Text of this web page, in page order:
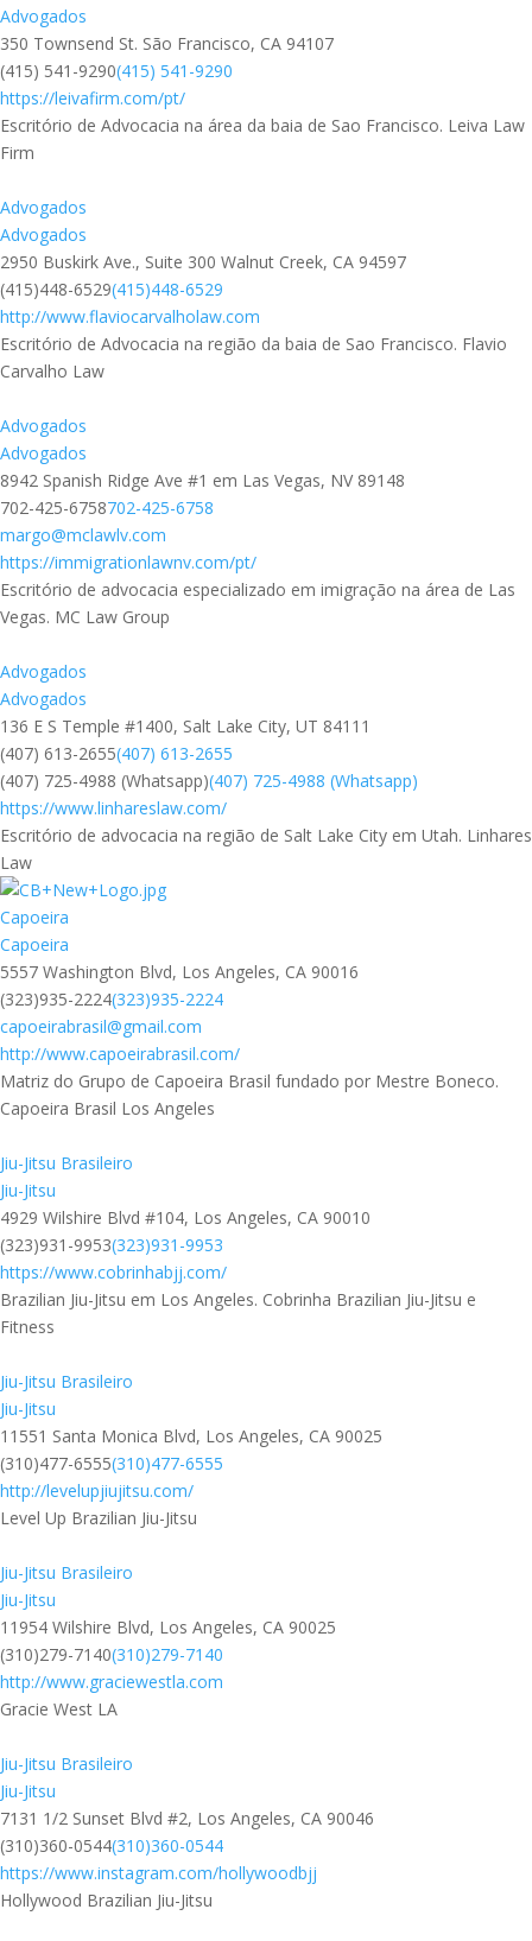
Advogados
350 Townsend St. São Francisco, CA 94107
(415) 541-9290(415) 541-9290
https://leivafirm.com/pt/
Escritório de Advocacia na área da baia de Sao Francisco. Leiva Law
Firm
Advogados
Advogados
2950 Buskirk Ave., Suite 300 Walnut Creek, CA 94597
(415)448-6529(415)448-6529
http://www.flaviocarvalholaw.com
Escritório de Advocacia na região da baia de Sao Francisco. Flavio
Carvalho Law
Advogados
Advogados
8942 Spanish Ridge Ave #1 em Las Vegas, NV 89148
702-425-6758702-425-6758
margo@mclawlv.com
https://immigrationlawnv.com/pt/
Escritório de advocacia especializado em imigração na área de Las
Vegas. MC Law Group
Advogados
Advogados
136 E S Temple #1400, Salt Lake City, UT 84111
(407) 613-2655(407) 613-2655
(407) 725-4988 (Whatsapp)(407) 725-4988 (Whatsapp)
https://www.linhareslaw.com/
Escritório de advocacia na região de Salt Lake City em Utah. Linhares
Law
Capoeira
Capoeira
5557 Washington Blvd, Los Angeles, CA 90016
(323)935-2224(323)935-2224
capoeirabrasil@gmail.com
http://www.capoeirabrasil.com/
Matriz do Grupo de Capoeira Brasil fundado por Mestre Boneco.
Capoeira Brasil Los Angeles
Jiu-Jitsu Brasileiro
Jiu-Jitsu
4929 Wilshire Blvd #104, Los Angeles, CA 90010
(323)931-9953(323)931-9953
https://www.cobrinhabjj.com/
Brazilian Jiu-Jitsu em Los Angeles. Cobrinha Brazilian Jiu-Jitsu e
Fitness
Jiu-Jitsu Brasileiro
Jiu-Jitsu
11551 Santa Monica Blvd, Los Angeles, CA 90025
(310)477-6555(310)477-6555
http://levelupjiujitsu.com/
Level Up Brazilian Jiu-Jitsu
Jiu-Jitsu Brasileiro
Jiu-Jitsu
11954 Wilshire Blvd, Los Angeles, CA 90025
(310)279-7140(310)279-7140
http://www.graciewestla.com
Gracie West LA
Jiu-Jitsu Brasileiro
Jiu-Jitsu
7131 1/2 Sunset Blvd #2, Los Angeles, CA 90046
(310)360-0544(310)360-0544
https://www.instagram.com/hollywoodbjj
Hollywood Brazilian Jiu-Jitsu